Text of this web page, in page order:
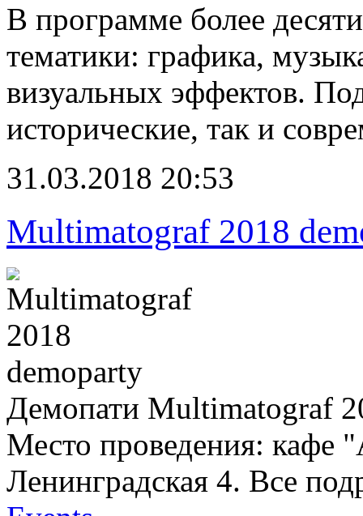
В программе более
тематики: графика,
визуальных эффектов.
исторические, так и
31.03.2018 20:53
Multimatograf 2018
Демопати Multimatograf
Место проведения: кафе
Ленинградская 4. Все